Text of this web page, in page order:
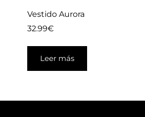
Vestido Aurora
32.99€
Leer más